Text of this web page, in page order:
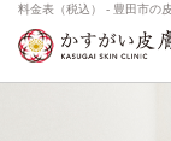
料金表（税込） - 豊田市の